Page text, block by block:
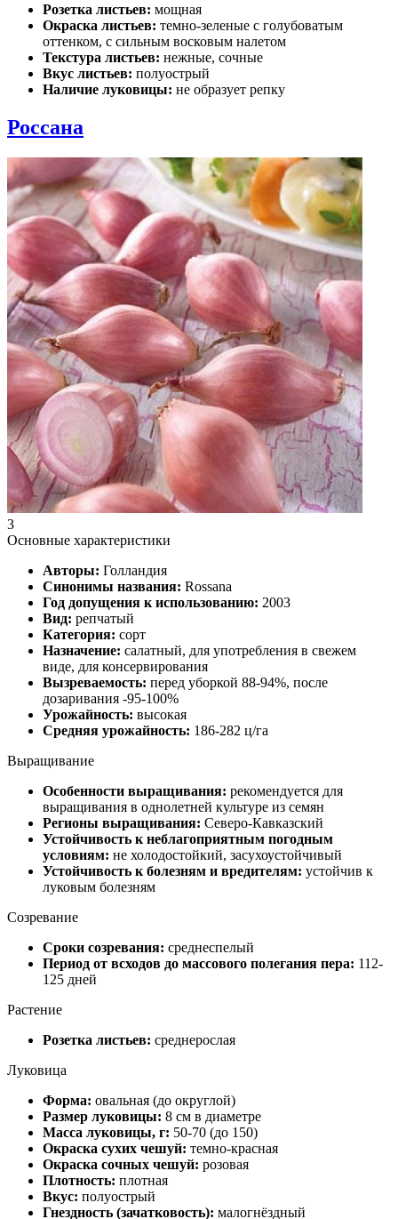
Розетка листьев: мощная
Окраска листьев: темно-зеленые с голубоватым
оттенком, с сильным восковым налетом
Текстура листьев: нежные, сочные
Вкус листьев: полуострый
Наличие луковицы: не образует репку
Россана
3
Основные характеристики
Авторы: Голландия
Синонимы названия: Rossana
Год допущения к использованию: 2003
Вид: репчатый
Категория: сорт
Назначение: салатный, для употребления в свежем
виде, для консервирования
Вызреваемость: перед уборкой 88-94%, после
дозаривания -95-100%
Урожайность: высокая
Средняя урожайность: 186-282 ц/га
Выращивание
Особенности выращивания: рекомендуется для
выращивания в однолетней культуре из семян
Регионы выращивания: Северо-Кавказский
Устойчивость к неблагоприятным погодным
условиям: не холодостойкий, засухоустойчивый
Устойчивость к болезням и вредителям: устойчив к
луковым болезням
Созревание
Сроки созревания: среднеспелый
Период от всходов до массового полегания пера: 112-
125 дней
Растение
Розетка листьев: среднерослая
Луковица
Форма: овальная (до округлой)
Размер луковицы: 8 см в диаметре
Масса луковицы, г: 50-70 (до 150)
Окраска сухих чешуй: темно-красная
Окраска сочных чешуй: розовая
Плотность: плотная
Вкус: полуострый
Гнездность (зачатковость): малогнёздный